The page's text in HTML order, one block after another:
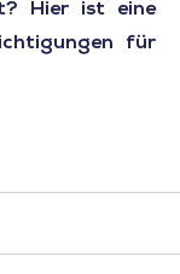
Hier ist eine
für